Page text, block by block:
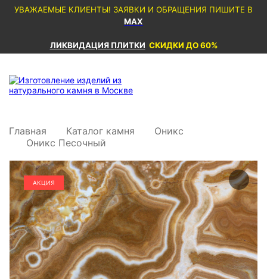
УВАЖАЕМЫЕ КЛИЕНТЫ! ЗАЯВКИ И ОБРАЩЕНИЯ ПИШИТЕ В
MAX
ЛИКВИДАЦИЯ ПЛИТКИ СКИДКИ ДО 60%
Главная Каталог камня
Оникс
Оникс Песочный
АКЦИЯ